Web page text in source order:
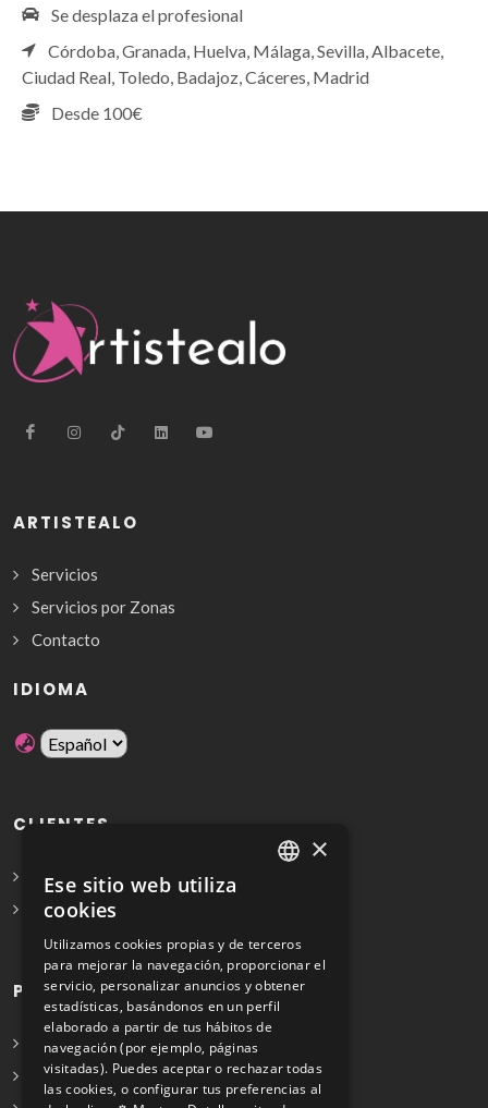
Se desplaza el profesional
Córdoba, Granada, Huelva, Málaga, Sevilla, Albacete,
Ciudad Real, Toledo, Badajoz, Cáceres, Madrid
Desde 100€
ARTISTEALO
Servicios
Servicios por Zonas
Contacto
IDIOMA
CLIENTES
Solicita Presupuesto Gratis
Preguntas frecuentes
PROFESIONALES
Info para profesionales
Registrarse
×
Ese sitio web utiliza
cookies
Utilizamos cookies propias y de terceros
para mejorar la navegación, proporcionar el
servicio, personalizar anuncios y obtener
estadísticas, basándonos en un perfil
elaborado a partir de tus hábitos de
navegación (por ejemplo, páginas
visitadas). Puedes aceptar o rechazar todas
las cookies, o configurar tus preferencias al